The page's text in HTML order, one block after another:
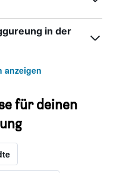
in der
anzeigen
für deinen